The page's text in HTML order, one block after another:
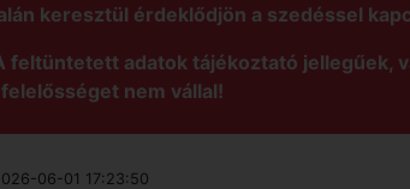
keresztül érdeklődjön a szedéssel
feltüntetett adatok tájékoztató jellegűek,
nem vállal!
06-01 17:23:50